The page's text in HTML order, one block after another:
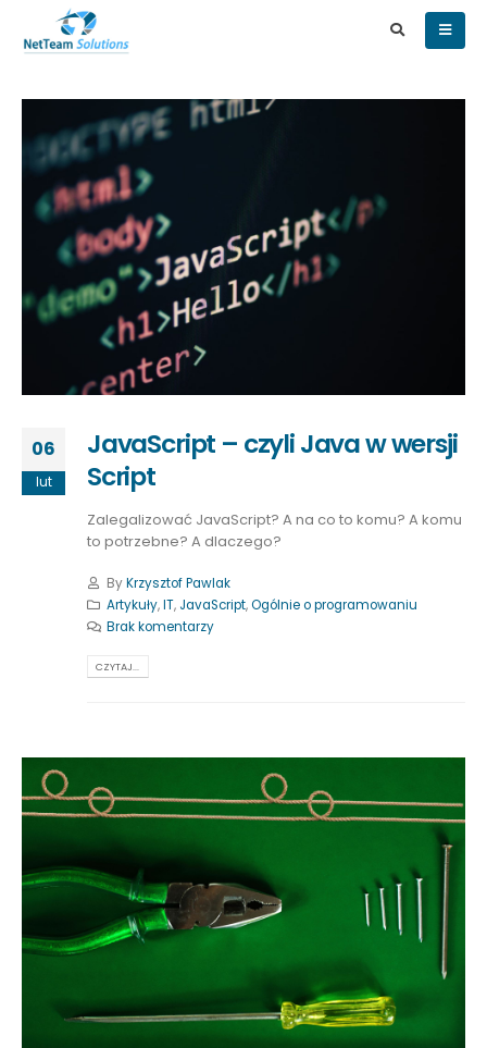
06
lut
JavaScript – czyli Java w wersji
Script
Zalegalizować JavaScript? A na co to komu? A komu
to potrzebne? A dlaczego?
ByKrzysztof Pawlak
Artykuły,IT, JavaScript,Ogólnie o programowaniu
Brak komentarzy
CZYTAJ...